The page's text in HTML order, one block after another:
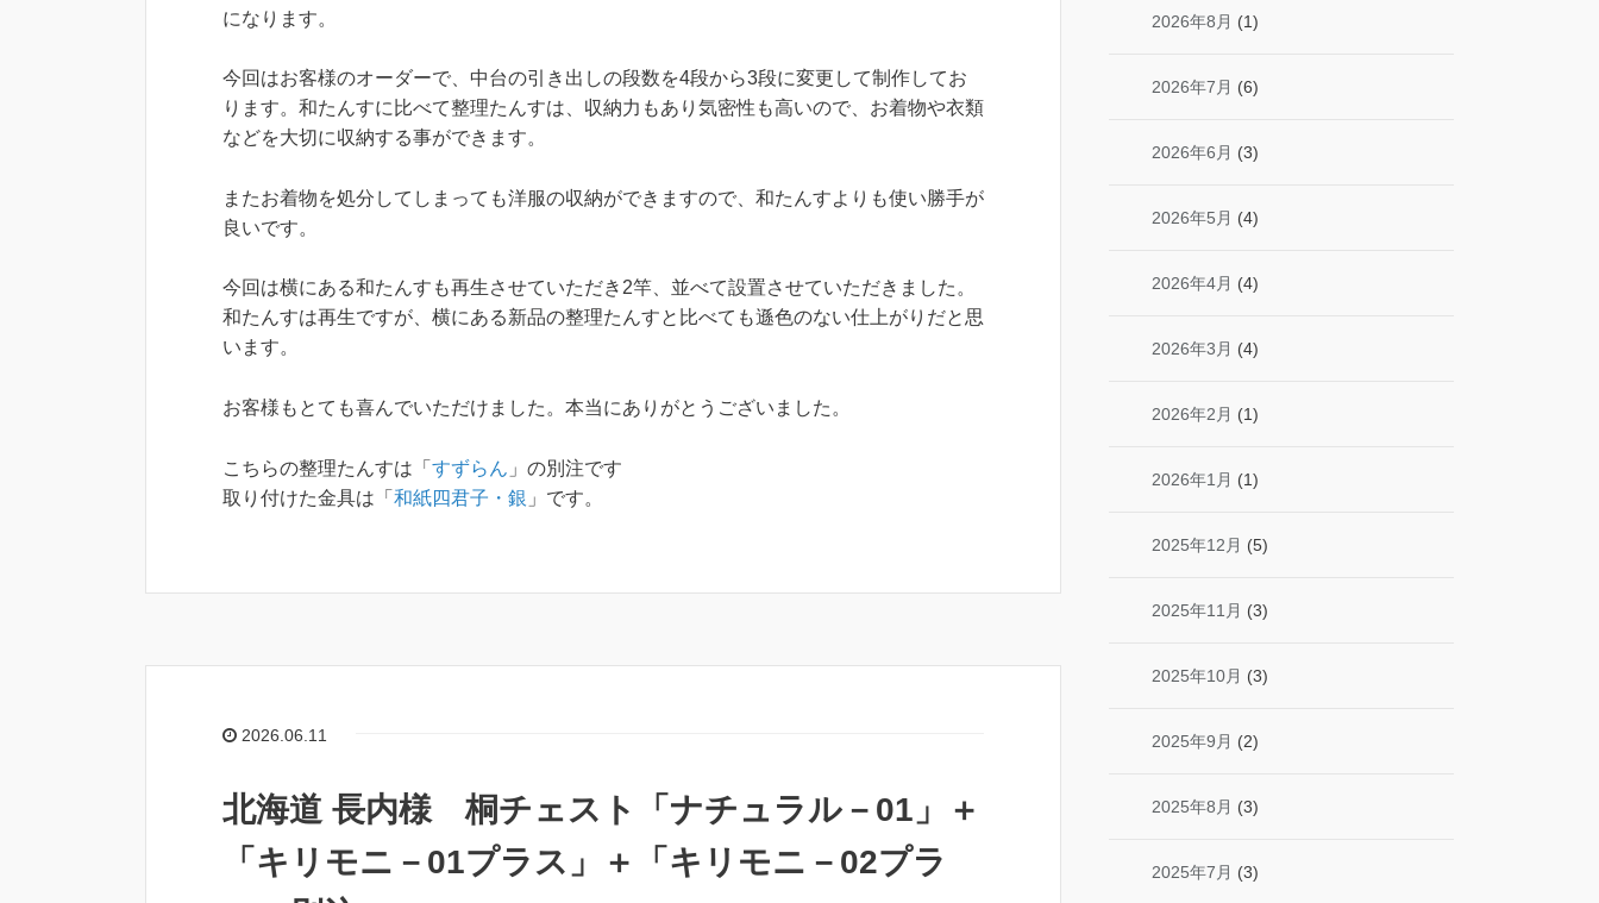
になります。
今回はお客様のオーダーで、中台の引き出しの段数を4段から3段に変更して制作してお
ります。和たんすに比べて整理たんすは、収納力もあり気密性も高いので、お着物や衣類
などを大切に収納する事ができます。
またお着物を処分してしまっても洋服の収納ができますので、和たんすよりも使い勝手が
良いです。
今回は横にある和たんすも再生させていただき2竿、並べて設置させていただきました。
和たんすは再生ですが、横にある新品の整理たんすと比べても遜色のない仕上がりだと思
います。
お客様もとても喜んでいただけました。本当にありがとうございました。
こちらの整理たんすは「 すずらん 」の別注です
取り付けた金具は「 和紙四君子・銀 」です。
2026.06.11
北海道 長内様 桐チェスト「ナチュラル－01」＋
「キリモニ－01プラス」＋「キリモニ－02プラ
2026年8月 (1)
2026年7月 (6)
2026年6月 (3)
2026年5月 (4)
2026年4月 (4)
2026年3月 (4)
2026年2月 (1)
2026年1月 (1)
2025年12月 (5)
2025年11月 (3)
2025年10月 (3)
2025年9月 (2)
2025年8月 (3)
2025年7月 (3)